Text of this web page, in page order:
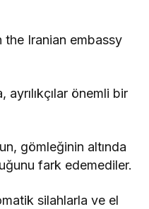
ayrılıkçılar önemli bir
gömleğinin altında
fark edemediler.
silahlarla ve el